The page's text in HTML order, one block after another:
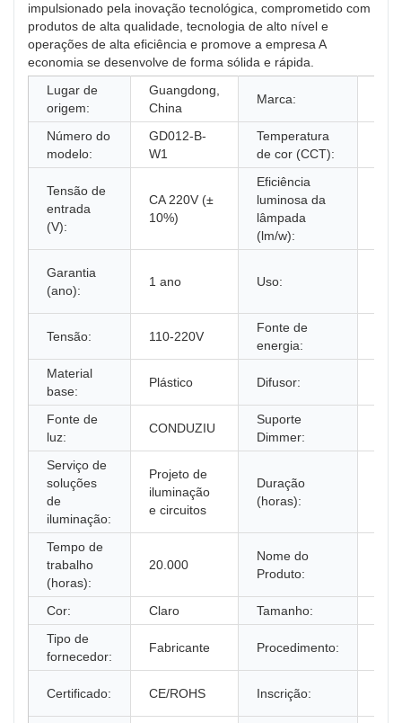
impulsionado pela inovação tecnológica, comprometido com
produtos de alta qualidade, tecnologia de alto nível e
operações de alta eficiência e promove a empresa A
economia se desenvolve de forma sólida e rápida.
Lugar de
origem:
Guangdong,
China
Marca:
Número do
modelo:
GD012-B-
W1
Temperatura
de cor (CCT):
Tensão de
entrada
(V):
CA 220V (±
10%)
Eficiência
luminosa da
lâmpada
(lm/w):
Garantia
(ano):
1 ano Uso:
Tensão: 110-220V
Fonte de
energia:
Material
base:
Plástico Difusor:
Fonte de
luz:
CONDUZIU
Suporte
Dimmer:
Serviço de
soluções
de
iluminação:
Projeto de
iluminação
e circuitos
Duração
(horas):
Tempo de
trabalho
(horas):
20.000
Nome do
Produto:
Cor: Claro Tamanho:
Tipo de
fornecedor:
Fabricante Procedimento:
Certificado: CE/ROHS Inscrição: